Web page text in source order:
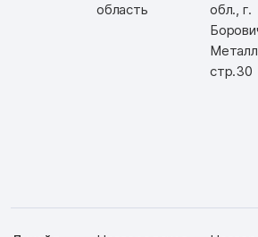
область
обл., г.
стр.30